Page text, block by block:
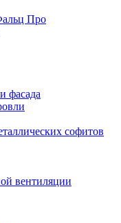
Про
фасада
софитов
вентиляции